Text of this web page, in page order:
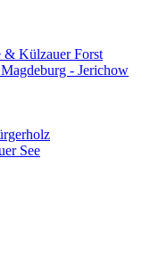
& Külzauer Forst
- Jerichow
See